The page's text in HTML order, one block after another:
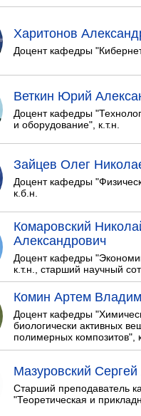
Харитонов
Доцент кафедры
Веткин Юрий
Доцент кафедры
и оборудование", к.т.н.
Зайцев Олег
Доцент кафедры
к.б.н.
Комаровский
Александрович
Доцент кафедры
к.т.н., старший научный
Комин Артем
Доцент кафедры
биологически активных
полимерных композитов",
Мазуровский
Старший преподаватель
"Теоретическая и